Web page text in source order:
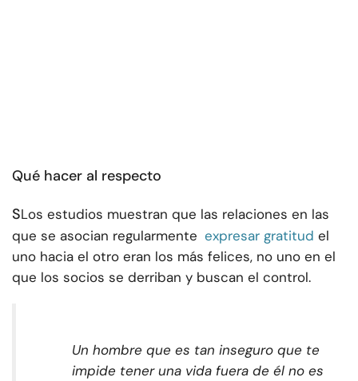
Qué hacer al respecto
SLos estudios muestran que las relaciones en las
que se asocian regularmente expresar gratitud el
uno hacia el otro eran los más felices, no uno en el
que los socios se derriban y buscan el control.
Un hombre que es tan inseguro que te
impide tener una vida fuera de él no es